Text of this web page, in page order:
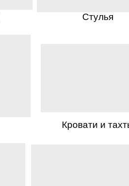
Стулья
Кровати и